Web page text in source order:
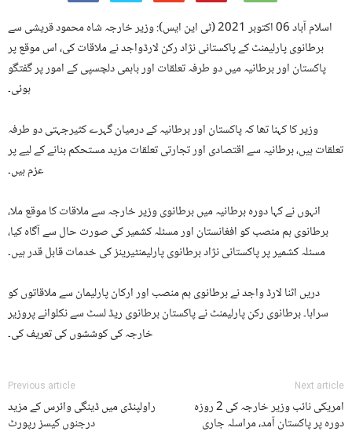
اسلام آباد 06 اکتوبر 2021 (ٹی این ایس): وزیر خارجہ شاہ محمود قریشی سے
برطانوی پارلیمنٹ کے پاکستانی نژاد رکن لارڈواجد نے ملاقات کی، اس موقع پر
پاکستان اور برطانیہ میں دو طرفہ تعلقات اور باہمی دلچسپی کے امور پر گفتگو
ہوئی۔
وزیر کا کہنا تھا کہ پاکستان اور برطانیہ کے درمیان گہرے کثیرجہتی دو طرفہ
تعلقات ہیں، برطانیہ سے اقتصادی اور تجارتی تعلقات مزید مستحکم بنانے کے لیے پر
عزم ہیں۔
انہوں نے کہا دورہ برطانیہ میں برطانوی وزیر خارجہ سے ملاقات کا موقع ملا،
برطانوی ہم منصب کو افغانستان اور مسئلہ کشمیر کی صورت حال سے آگاہ کیا،
مسئلہ کشمیر پر پاکستانی نژاد برطانوی پارلیمنٹیرینز کی خدمات قابل قدر ہیں۔
دریں اثنا لارڈ واجد نے برطانوی ہم منصب اور ارکان پارلیمان سے ملاقاتوں کو
سراہا۔ برطانوی رکن پارلیمنٹ نے پاکستان برطانوی ریڈ لسٹ سے نکلوانے پروزیر
خارجہ کی کوششوں کی تعریف کی۔
Previous article
راولپنڈی میں ڈینگی وائرس کے مزید
درجنوں کیسز رپورٹ
Next article
امریکی نائب وزیر خارجہ کی 2 روزہ
دورہ پر پاکستان آمد، مراسلہ جاری